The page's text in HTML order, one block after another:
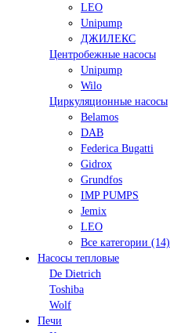
LEO
Unipump
ДЖИЛЕКС
Центробежные насосы
Unipump
Wilo
Циркуляционные насосы
Belamos
DAB
Federica Bugatti
Gidrox
Grundfos
IMP PUMPS
Jemix
LEO
Все категории (14)
Насосы тепловые
De Dietrich
Toshiba
Wolf
Печи